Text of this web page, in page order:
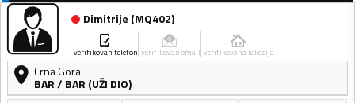
Dimitrije (MQ402)
verifikovan telefon verifikovan email verifikovana lokacija
Crna Gora
BAR/ BAR (UŽI DIO)